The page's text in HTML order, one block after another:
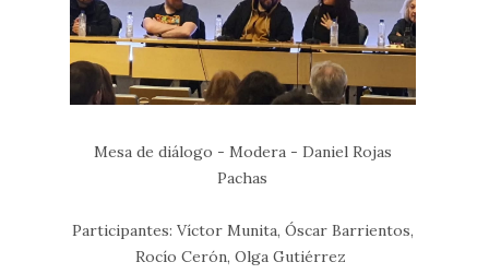
Mesa de diálogo - Modera - Daniel Rojas
Pachas
Participantes: Víctor Munita, Óscar Barrientos,
Rocío Cerón, Olga Gutiérrez